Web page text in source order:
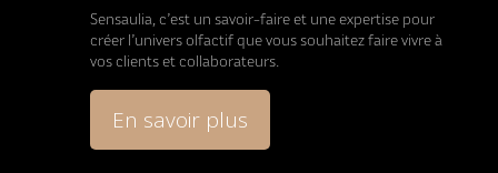
Sensaulia, c’est un savoir-faire et une expertise pour
créer l’univers olfactif que vous souhaitez faire vivre à
vos clients et collaborateurs.
En savoir plus